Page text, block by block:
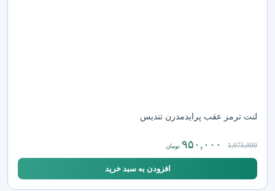
لنت ترمز عقب پرایدمدرن تندیس
1,075,000 ۹۵۰,۰۰۰ تومان
افزودن به سبد خرید